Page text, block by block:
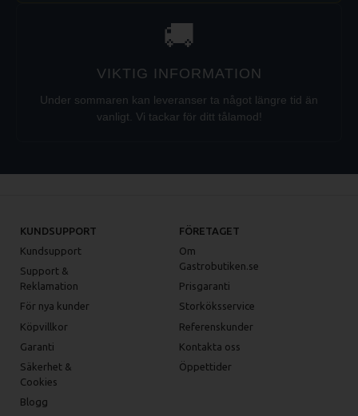
🚚
VIKTIG INFORMATION
Under sommaren kan leveranser ta något längre tid än
vanligt. Vi tackar för ditt tålamod!
KUNDSUPPORT
Kundsupport
Support &
Reklamation
För nya kunder
Köpvillkor
Garanti
Säkerhet &
Cookies
Blogg
FÖRETAGET
Om
Gastrobutiken.se
Prisgaranti
Storköksservice
Referenskunder
Kontakta oss
Öppettider